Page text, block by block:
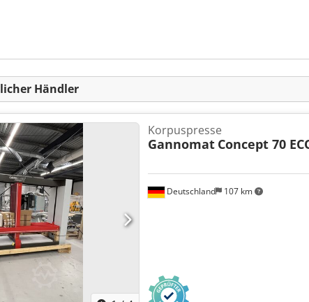
Händler
Deutschland 107 km
Korpuspresse
Gannomat Concept 70